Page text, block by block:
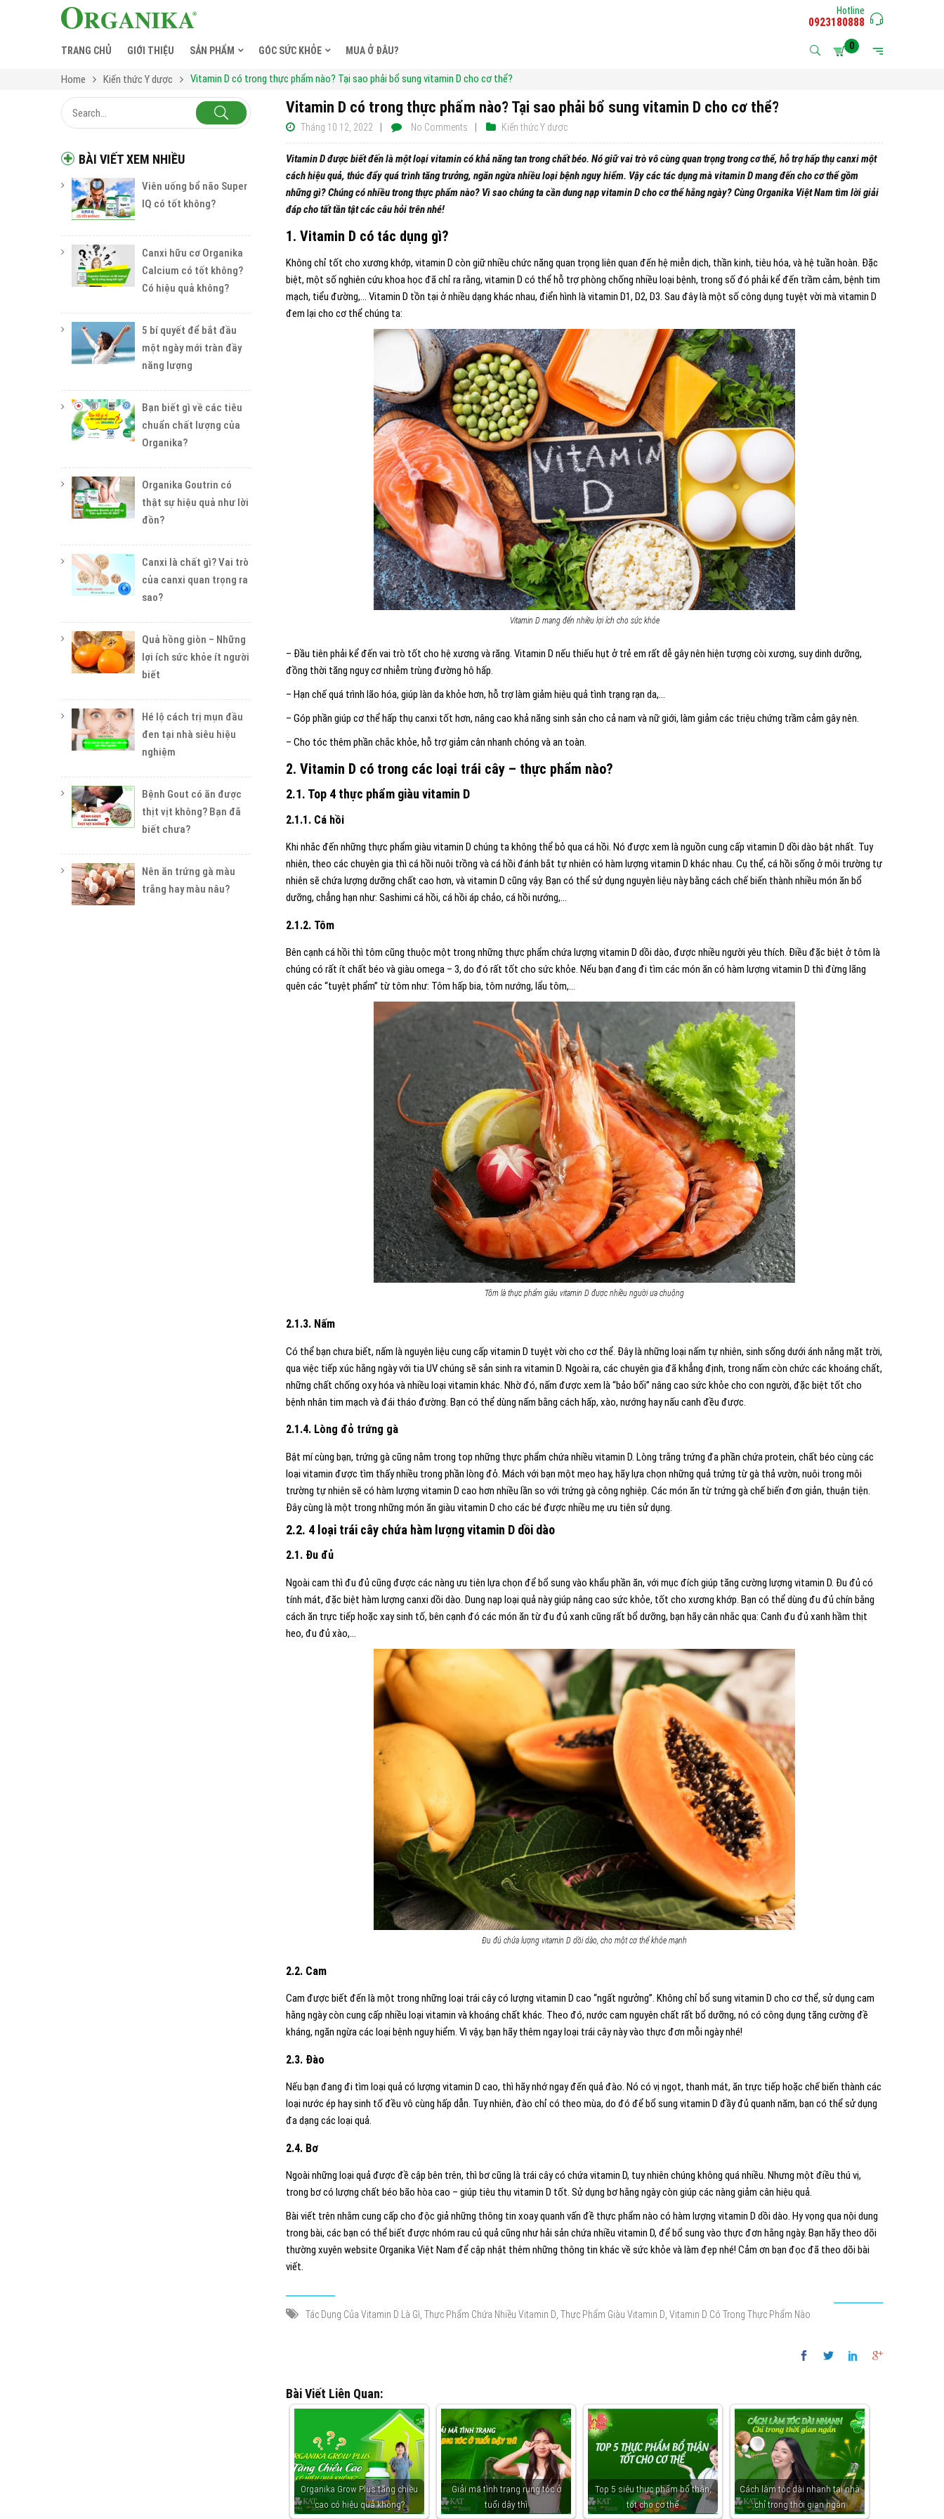
Hotline
0923180888
TRANG CHỦ GIỚI THIỆU SẢN PHẨM GÓC SỨC KHỎE MUA Ở ĐÂU? 0
Home Kiến thức Y dược Vitamin D có trong thực phẩm nào? Tại sao phải bổ sung vitamin D cho cơ thể?
BÀI VIẾT XEM NHIỀU
Viên uống bổ não Super
IQ có tốt không?
Canxi hữu cơ Organika
Calcium có tốt không?
Có hiệu quả không?
5 bí quyết để bắt đầu
một ngày mới tràn đầy
năng lượng
Bạn biết gì về các tiêu
chuẩn chất lượng của
Organika?
Organika Goutrin có
thật sự hiệu quả như lời
đồn?
Canxi là chất gì? Vai trò
của canxi quan trọng ra
sao?
Quả hồng giòn – Những
lợi ích sức khỏe ít người
biết
Hé lộ cách trị mụn đầu
đen tại nhà siêu hiệu
nghiệm
Bệnh Gout có ăn được
thịt vịt không? Bạn đã
biết chưa?
Nên ăn trứng gà màu
trắng hay màu nâu?
Vitamin D có trong thực phẩm nào? Tại sao phải bổ sung vitamin D cho cơ thể?
Tháng 10 12, 2022 Kiến thức Y dược
No Comments
Vitamin D được biết đến là một loại vitamin có khả năng tan trong chất béo. Nó giữ vai trò vô cùng quan trọng trong cơ thể, hỗ trợ hấp thụ canxi một
cách hiệu quả, thúc đẩy quá trình tăng trưởng, ngăn ngừa nhiều loại bệnh nguy hiểm. Vậy các tác dụng mà vitamin D mang đến cho cơ thể gồm
những gì? Chúng có nhiều trong thực phẩm nào? Vì sao chúng ta cần dung nạp vitamin D cho cơ thể hằng ngày? Cùng Organika Việt Nam tìm lời giải
đáp cho tất tần tật các câu hỏi trên nhé!
1. Vitamin D có tác dụng gì?
Không chỉ tốt cho xương khớp, vitamin D còn giữ nhiều chức năng quan trọng liên quan đến hệ miễn dịch, thần kinh, tiêu hóa, và hệ tuần hoàn. Đặc
biệt, một số nghiên cứu khoa học đã chỉ ra rằng, vitamin D có thể hỗ trợ phòng chống nhiều loại bệnh, trong số đó phải kể đến trầm cảm, bệnh tim
mạch, tiểu đường,… Vitamin D tồn tại ở nhiều dạng khác nhau, điển hình là vitamin D1, D2, D3. Sau đây là một số công dụng tuyệt vời mà vitamin D
đem lại cho cơ thể chúng ta:
Vitamin D mang đến nhiều lợi ích cho sức khỏe
– Đầu tiên phải kể đến vai trò tốt cho hệ xương và răng. Vitamin D nếu thiếu hụt ở trẻ em rất dễ gây nên hiện tượng còi xương, suy dinh dưỡng,
đồng thời tăng nguy cơ nhiễm trùng đường hô hấp.
– Hạn chế quá trình lão hóa, giúp làn da khỏe hơn, hỗ trợ làm giảm hiệu quả tình trạng rạn da,…
– Góp phần giúp cơ thể hấp thụ canxi tốt hơn, nâng cao khả năng sinh sản cho cả nam và nữ giới, làm giảm các triệu chứng trầm cảm gây nên.
– Cho tóc thêm phần chắc khỏe, hỗ trợ giảm cân nhanh chóng và an toàn.
2. Vitamin D có trong các loại trái cây – thực phẩm nào?
2.1. Top 4 thực phẩm giàu vitamin D
2.1.1. Cá hồi
Khi nhắc đến những thực phẩm giàu vitamin D chúng ta không thể bỏ qua cá hồi. Nó được xem là nguồn cung cấp vitamin D dồi dào bật nhất. Tuy
nhiên, theo các chuyên gia thì cá hồi nuôi trồng và cá hồi đánh bắt tự nhiên có hàm lượng vitamin D khác nhau. Cụ thể, cá hồi sống ở môi trường tự
nhiên sẽ chứa lượng dưỡng chất cao hơn, và vitamin D cũng vậy. Bạn có thể sử dụng nguyên liệu này bằng cách chế biến thành nhiều món ăn bổ
dưỡng, chẳng hạn như: Sashimi cá hồi, cá hồi áp chảo, cá hồi nướng,…
2.1.2. Tôm
Bên cạnh cá hồi thì tôm cũng thuộc một trong những thực phẩm chứa lượng vitamin D dồi dào, được nhiều người yêu thích. Điều đặc biệt ở tôm là
chúng có rất ít chất béo và giàu omega – 3, do đó rất tốt cho sức khỏe. Nếu bạn đang đi tìm các món ăn có hàm lượng vitamin D thì đừng lãng
quên các “tuyệt phẩm” từ tôm như: Tôm hấp bia, tôm nướng, lẩu tôm,…
Tôm là thực phẩm giàu vitamin D được nhiều người ưa chuộng
2.1.3. Nấm
Có thể bạn chưa biết, nấm là nguyên liệu cung cấp vitamin D tuyệt vời cho cơ thể. Đây là những loại nấm tự nhiên, sinh sống dưới ánh nắng mặt trời,
qua việc tiếp xúc hằng ngày với tia UV chúng sẽ sản sinh ra vitamin D. Ngoài ra, các chuyên gia đã khẳng định, trong nấm còn chức các khoáng chất,
những chất chống oxy hóa và nhiều loại vitamin khác. Nhờ đó, nấm được xem là “bảo bối” nâng cao sức khỏe cho con người, đặc biệt tốt cho
bệnh nhân tim mạch và đái tháo đường. Bạn có thể dùng nấm bằng cách hấp, xào, nướng hay nấu canh đều được.
2.1.4. Lòng đỏ trứng gà
Bật mí cùng bạn, trứng gà cũng nằm trong top những thực phẩm chứa nhiều vitamin D. Lòng trắng trứng đa phần chứa protein, chất béo cùng các
loại vitamin được tìm thấy nhiều trong phần lòng đỏ. Mách với bạn một mẹo hay, hãy lựa chọn những quả trứng từ gà thả vườn, nuôi trong môi
trường tự nhiên sẽ có hàm lượng vitamin D cao hơn nhiều lần so với trứng gà công nghiệp. Các món ăn từ trứng gà chế biến đơn giản, thuận tiện.
Đây cùng là một trong những món ăn giàu vitamin D cho các bé được nhiều mẹ ưu tiên sử dụng.
2.2. 4 loại trái cây chứa hàm lượng vitamin D dồi dào
2.1. Đu đủ
Ngoài cam thì đu đủ cũng được các nàng ưu tiên lựa chọn để bổ sung vào khẩu phần ăn, với mục đích giúp tăng cường lượng vitamin D. Đu đủ có
tính mát, đặc biệt hàm lượng canxi dồi dào. Dung nạp loại quả này giúp nâng cao sức khỏe, tốt cho xương khớp. Bạn có thể dùng đu đủ chín bằng
cách ăn trực tiếp hoặc xay sinh tố, bên cạnh đó các món ăn từ đu đủ xanh cũng rất bổ dưỡng, bạn hãy cân nhắc qua: Canh đu đủ xanh hầm thịt
heo, đu đủ xào,…
Đu đủ chứa lượng vitamin D dồi dào, cho một cơ thể khỏe mạnh
2.2. Cam
Cam được biết đến là một trong những loại trái cây có lượng vitamin D cao “ngất ngưởng”. Không chỉ bổ sung vitamin D cho cơ thể, sử dụng cam
hằng ngày còn cung cấp nhiều loại vitamin và khoáng chất khác. Theo đó, nước cam nguyên chất rất bổ dưỡng, nó có công dụng tăng cường đề
kháng, ngăn ngừa các loại bệnh nguy hiểm. Vì vậy, bạn hãy thêm ngay loại trái cây này vào thực đơn mỗi ngày nhé!
2.3. Đào
Nếu bạn đang đi tìm loại quả có lượng vitamin D cao, thì hãy nhớ ngay đến quả đào. Nó có vị ngọt, thanh mát, ăn trực tiếp hoặc chế biến thành các
loại nước ép hay sinh tố đều vô cùng hấp dẫn. Tuy nhiên, đào chỉ có theo mùa, do đó để bổ sung vitamin D đầy đủ quanh năm, bạn có thể sử dụng
đa dạng các loại quả.
2.4. Bơ
Ngoài những loại quả được đề cập bên trên, thì bơ cũng là trái cây có chứa vitamin D, tuy nhiên chúng không quá nhiều. Nhưng một điều thú vị,
trong bơ có lượng chất béo bão hòa cao – giúp tiêu thụ vitamin D tốt. Sử dụng bơ hằng ngày còn giúp các nàng giảm cân hiệu quả.
Bài viết trên nhằm cung cấp cho độc giả những thông tin xoay quanh vấn đề thực phẩm nào có hàm lượng vitamin D dồi dào. Hy vọng qua nội dung
trong bài, các bạn có thể biết được nhóm rau củ quả cũng như hải sản chứa nhiều vitamin D, để bổ sung vào thực đơn hằng ngày. Bạn hãy theo dõi
thường xuyên website Organika Việt Nam để cập nhật thêm những thông tin khác về sức khỏe và làm đẹp nhé! Cảm ơn bạn đọc đã theo dõi bài
viết.
Tác Dụng Của Vitamin D Là Gì, Thực Phẩm Chứa Nhiều Vitamin D, Thực Phẩm Giàu Vitamin D, Vitamin D Có Trong Thực Phẩm Nào
Bài Viết Liên Quan:
Organika Grow Plus tăng chiều
cao có hiệu quả không?
Giải mã tình trạng rụng tóc ở
tuổi dậy thì
Top 5 siêu thực phẩm bổ thận,
tốt cho cơ thể
Cách làm tóc dài nhanh tại nhà
chỉ trong thời gian ngắn